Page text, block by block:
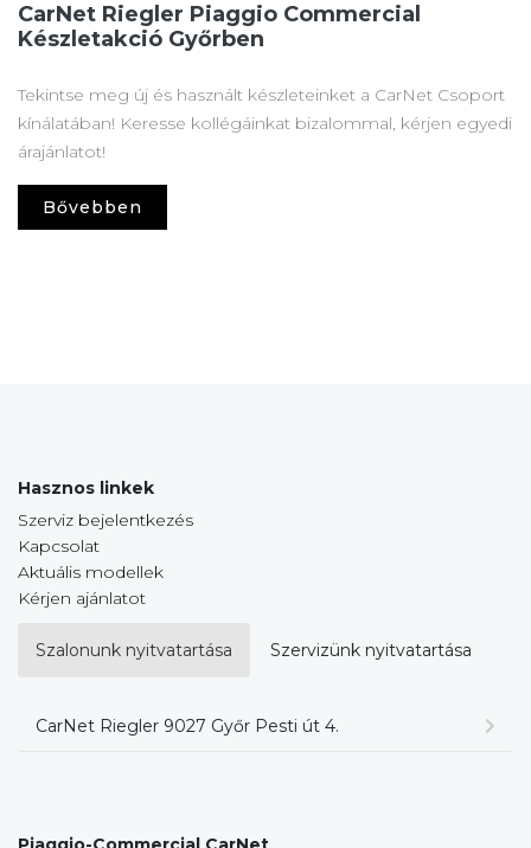
CarNet Riegler Piaggio Commercial
Készletakció Győrben
Tekintse meg új és használt készleteinket a CarNet Csoport
kínálatában! Keresse kollégáinkat bizalommal, kérjen egyedi
árajánlatot!
Bővebben
Hasznos linkek
Szerviz bejelentkezés
Kapcsolat
Aktuális modellek
Kérjen ajánlatot
Szalonunk nyitvatartása Szervizünk nyitvatartása
CarNet Riegler 9027 Győr Pesti út 4.